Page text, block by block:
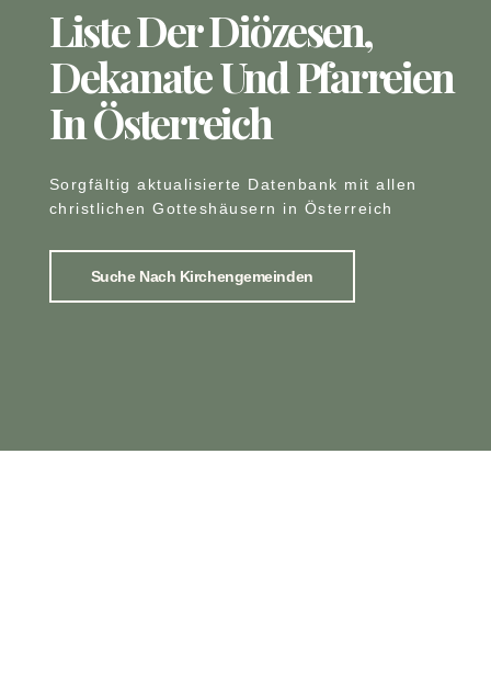
Liste Der Diözesen,
Dekanate Und Pfarreien
In Österreich
Sorgfältig aktualisierte Datenbank mit allen
christlichen Gotteshäusern in Österreich
Suche Nach Kirchengemeinden